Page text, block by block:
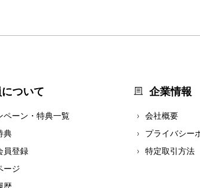
ついて
ペーン・特典一覧
典
員登録
ージ
企業情報
会社概要
プライバシー
特定取引方法